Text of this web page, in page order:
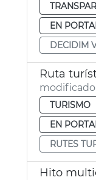
EN
DECIDIM
Ruta
TURISMO
EN
RUTES
Hito